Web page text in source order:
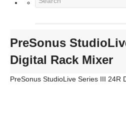
PreSonus
Digital Rack Mixer
PreSonus StudioLive Series III 24R